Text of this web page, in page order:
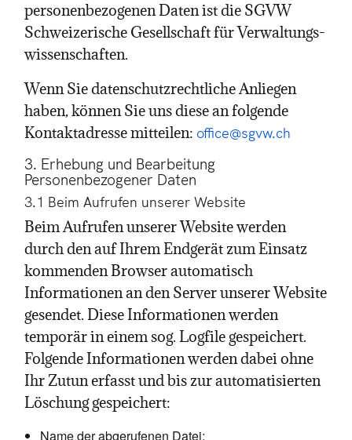
personenbezogenen Daten ist die SGVW
Schweizerische Gesellschaft für Verwaltungs­
wissenschaften.
Wenn Sie datenschutzrechtliche Anliegen
haben, können Sie uns diese an folgende
Kontaktadresse mitteilen: office@sgvw.ch
3. Erhebung und Bearbeitung
Personenbezogener Daten
3.1 Beim Aufrufen unserer Website
Beim Aufrufen unserer Website werden
durch den auf Ihrem Endgerät zum Einsatz
kommenden Browser automatisch
Informationen an den Server unserer Website
gesendet. Diese Informationen werden
temporär in einem sog. Logfile gespeichert.
Folgende Informationen werden dabei ohne
Ihr Zutun erfasst und bis zur automatisierten
Löschung gespeichert:
Name der abgerufenen Datei;